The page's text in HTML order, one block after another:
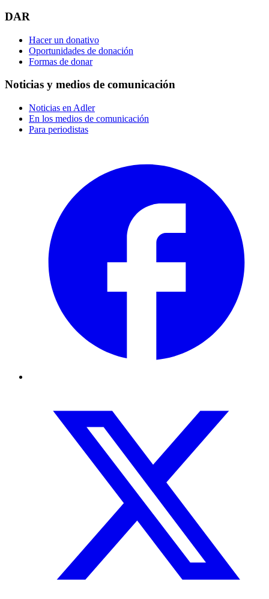
DAR
Hacer un donativo
Oportunidades de donación
Formas de donar
Noticias y medios de comunicación
Noticias en Adler
En los medios de comunicación
Para periodistas